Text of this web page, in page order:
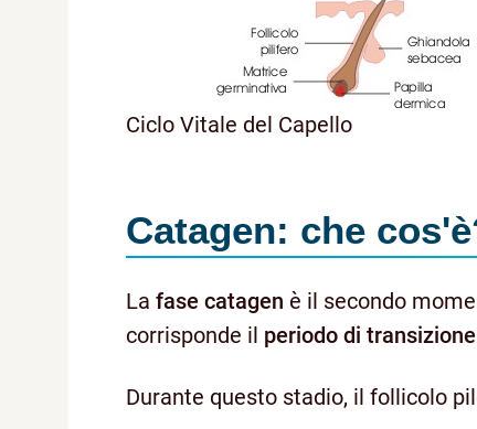
Ciclo Vitale del Capello
Catagen: che
La fase catagen è il secondo
corrisponde il periodo di transizione
Durante questo stadio, il follicolo